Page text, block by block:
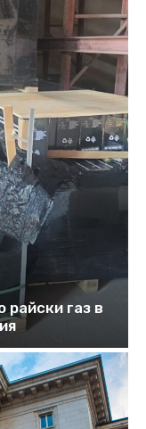
райски газ в